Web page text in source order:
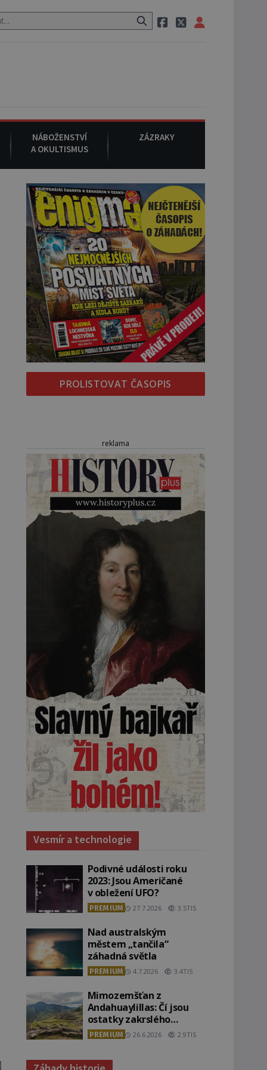
pak si na ulici zavolá taxi, nasedne do něj a už ho nikdy
NÁBOŽENSTVÍ
A OKULTISMUS
ZÁZRAKY
PROLISTOVAT ČASOPIS
reklama
Vesmír a technologie
Podivné události roku
2023: Jsou Američané
v obležení UFO?
PREMIUM 27.7.2026 3.5TIS
Nad australským
městem „tančila“
záhadná světla
PREMIUM 4.7.2026 3.4TIS
Mimozemšťan z
Andahuaylillas: Čí jsou
ostatky zakrslého
stvoření s ohromnou
lebkou?
PREMIUM 26.6.2026 2.9TIS